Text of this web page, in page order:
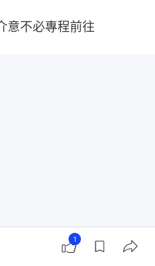
意不必專程前往
1